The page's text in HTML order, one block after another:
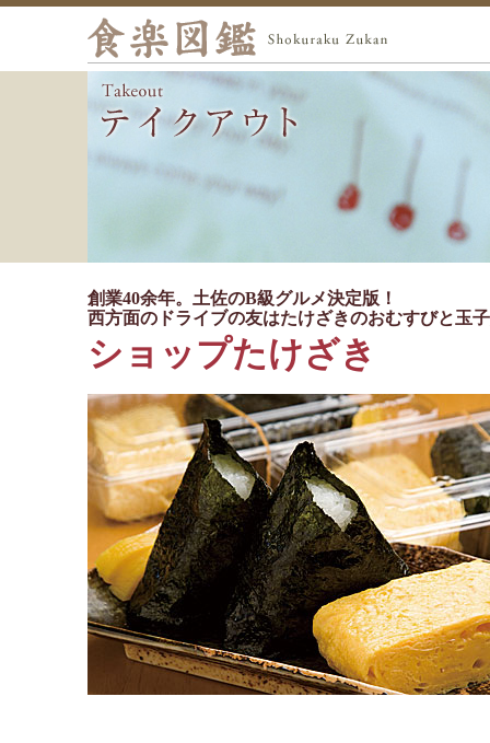
創業40余年。土佐のB級グルメ決定版！
西方面のドライブの友はたけざきのおむすびと玉
ショップたけざき